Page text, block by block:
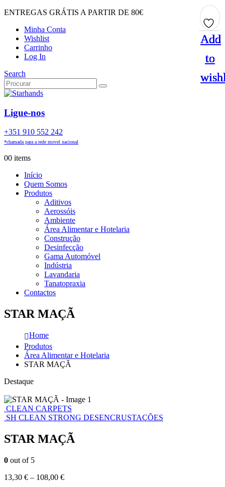
ENTREGAS GRÁTIS A PARTIR DE 80€
Minha Conta
Wishlist
Carrinho
Log In
Search
Ligue-nos
+351 910 552 242
*chamada para a rede movel nacional
00 items
Início
Quem Somos
Produtos
Aditivos
Aerossóis
Ambiente
Área Alimentar e Hotelaria
Construção
Desinfecção
Gama Automóvel
Indústria
Lavandaria
Tanatopraxia
Contactos
STAR MAÇÃ
Home
Produtos
Área Alimentar e Hotelaria
STAR MAÇÃ
Destaque
CLEAN CARPETS
SH CLEAN STRONG DESENCRUSTAÇÕES
STAR MAÇÃ
0 out of 5
13,30 € – 108,00 €
Add
to
Add
to
Add
to
Add
to